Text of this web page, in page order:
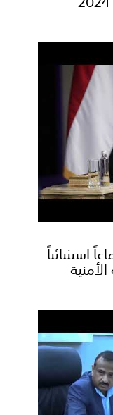
استثنائياً